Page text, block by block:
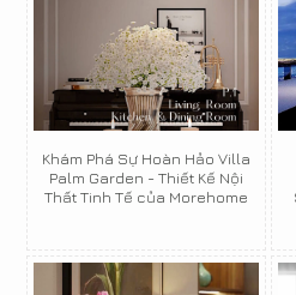
Khám Phá Sự Hoàn Hảo Villa
Palm Garden - Thiết Kế Nội
Thất Tinh Tế của Morehome